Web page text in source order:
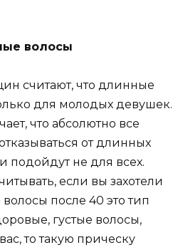
волосы
считают, что длинные
для молодых девушек.
что абсолютно все
от длинных
подойдут не для всех.
если вы захотели
после 40 это тип
густые волосы,
то такую прическу